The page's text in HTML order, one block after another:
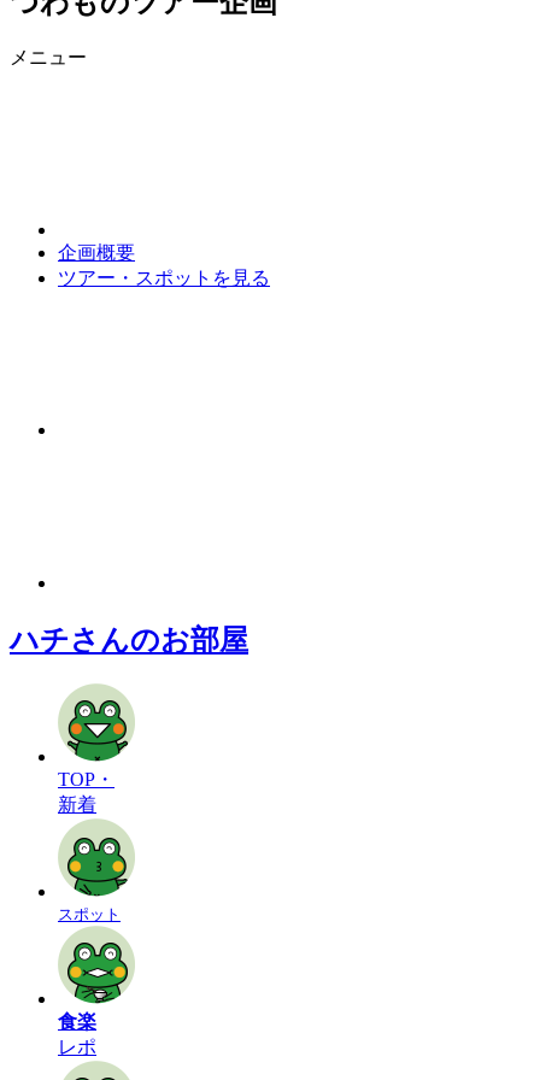
メニュー
企画概要
ツアー・スポットを見る
ハチさんのお部屋
TOP・
新着
スポット
食楽
レポ